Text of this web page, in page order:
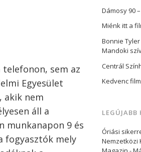
telefonon, sem az
Egyesület
akik nem
áll a
munkanapon 9 és
fogyasztók mely
Dámosy 90
Miénk itt a
Bonnie
Mandoki
Centrál
Kedvenc
Óriási
Nemzetközi